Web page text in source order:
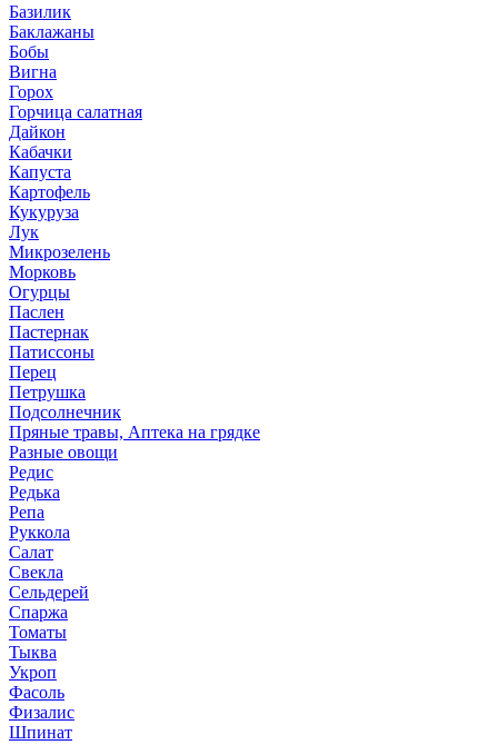
Базилик
Баклажаны
Бобы
Вигна
Горох
Горчица салатная
Дайкон
Кабачки
Капуста
Картофель
Кукуруза
Лук
Микрозелень
Морковь
Огурцы
Паслен
Пастернак
Патиссоны
Перец
Петрушка
Подсолнечник
Пряные травы, Аптека на грядке
Разные овощи
Редис
Редька
Репа
Руккола
Салат
Свекла
Сельдерей
Спаржа
Томаты
Тыква
Укроп
Фасоль
Физалис
Шпинат